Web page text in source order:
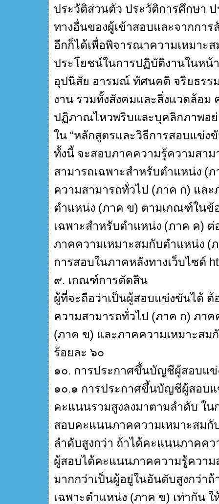
ประวัติส่วนตัว ประวัติการศึกษา
ทางอื่นของผู้เข้าสอบและจากกา
อีกก็ได้เพื่อพิจารณาความเหมาะ
ประโยชน์ในการปฏิบัติงานในหน้
อุปนิสัย อารมณ์ ทัศนคติ จริยธรร
งาน รวมทั้งสังคมและสิ่งแวดล้อม
ปฏิภาณไหวพริบและบุคลิกภาพอย่
ใน “หลักสูตรและวิธีการสอบแข่งขั
ทั้งนี้ จะสอบภาคความรู้ความสา
สามารถเฉพาะสำหรับตำแหน่ง (
ความสามารถทั่วไป (ภาค ก) แล
ตำแหน่ง (ภาค ข) ตามเกณฑ์ในข้
เฉพาะสำหรับตำแหน่ง (ภาค ค)
ภาคความเหมาะสมกับตำแหน่ง (
การสอบในภาคหลังทางเว็บไซด์
๙. เกณฑ์การตัดสิน
ผู้ที่จะถือว่าเป็นผู้สอบแข่งขันได้
ความสามารถทั่วไป (ภาค ก) ภา
(ภาค ข) และภาคความเหมาะส
ร้อยละ ๖๐
๑๐. การประกาศขึ้นบัญชีผู้สอบแ
๑๐.๑ การประกาศขึ้นบัญชีผู้สอบ
คะแนนรวมสูงลงมาตามลำดับ ใ
สอบคะแนนภาคความเหมาะสมกั
ลำดับสูงกว่า ถ้าได้คะแนนภาคค
ผู้สอบได้คะแนนภาคความรู้ความ
มากกว่าเป็นผู้อยู่ในอันดับสูงกว่า
เฉพาะตำแหน่ง (ภาค ข) เท่ากัน